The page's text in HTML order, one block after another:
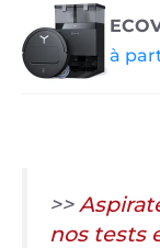
à
>>
nos tests